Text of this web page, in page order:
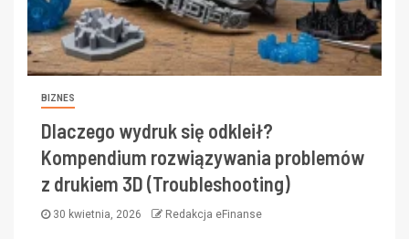
BIZNES
Dlaczego wydruk się odkleił?
Kompendium rozwiązywania problemów
z drukiem 3D (Troubleshooting)
30 kwietnia, 2026 Redakcja eFinanse